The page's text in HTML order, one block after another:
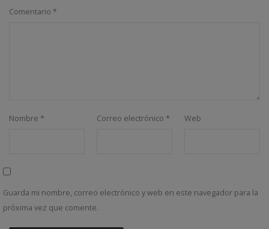
Comentario *
Nombre * Correo electrónico * Web
Guarda mi nombre, correo electrónico y web en este navegador para la
próxima vez que comente.